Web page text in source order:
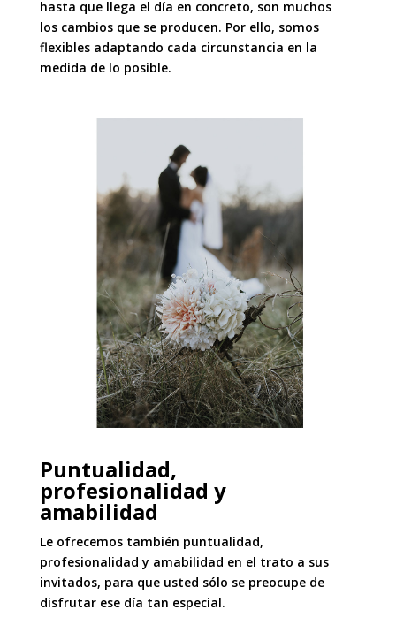
hasta que llega el día en concreto, son muchos
los cambios que se producen. Por ello, somos
flexibles adaptando cada circunstancia en la
medida de lo posible.
Puntualidad,
profesionalidad y
amabilidad
Le ofrecemos también puntualidad,
profesionalidad y amabilidad en el trato a sus
invitados, para que usted sólo se preocupe de
disfrutar ese día tan especial.